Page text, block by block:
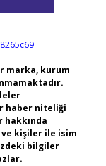
marka, kurum
haber niteliği
hakkında
ve kişiler ile isim
bilgiler